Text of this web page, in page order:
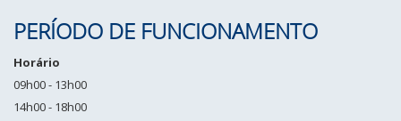
PERÍODO DE FUNCIONAMENTO
Horário
09h00 - 13h00
14h00 - 18h00